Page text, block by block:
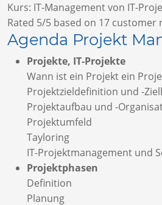
Kurs: IT-Management von IT-
Rated 5/5 based on 17 customer
Agenda Projekt
Projekte, IT-Projekte
Wann ist ein Projekt ein
Projektzieldefinition und -
Projektaufbau und -
Projektumfeld
Tayloring
IT-Projektmanagement und
Projektphasen
Definition
Planung